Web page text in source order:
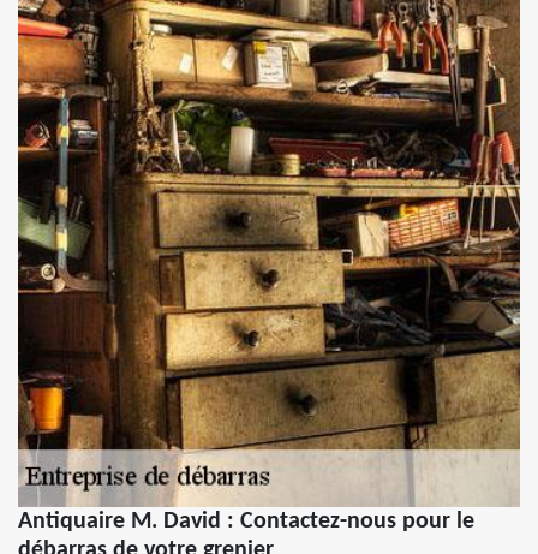
Antiquaire M. David : Contactez-nous pour le